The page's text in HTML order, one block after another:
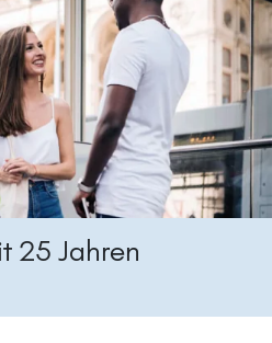
25 Jahren